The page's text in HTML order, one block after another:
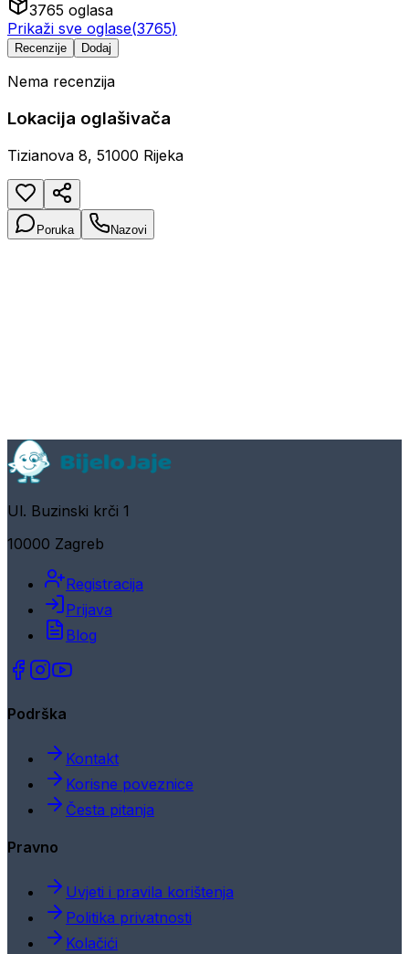
3765 oglasa
Prikaži sve oglase(3765)
Recenzije Dodaj
Nema recenzija
Lokacija oglašivača
Tizianova 8, 51000 Rijeka
Poruka Nazovi
Ul. Buzinski krči 1
10000 Zagreb
Registracija
Prijava
Blog
Podrška
Kontakt
Korisne poveznice
Česta pitanja
Pravno
Uvjeti i pravila korištenja
Politika privatnosti
Kolačići